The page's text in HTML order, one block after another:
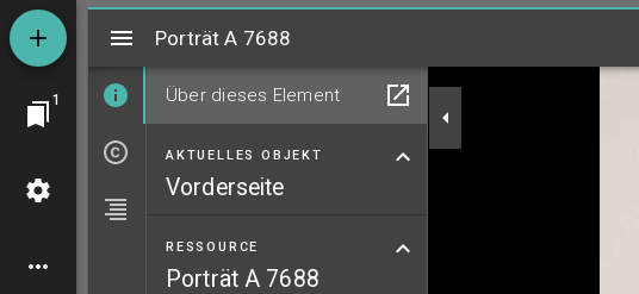
1
MiradorPorträt A 7688
Über dieses Element
AKTUELLES OBJEKT
Vorderseite
RESSOURCE
Porträt A 7688
Porträt A 7688